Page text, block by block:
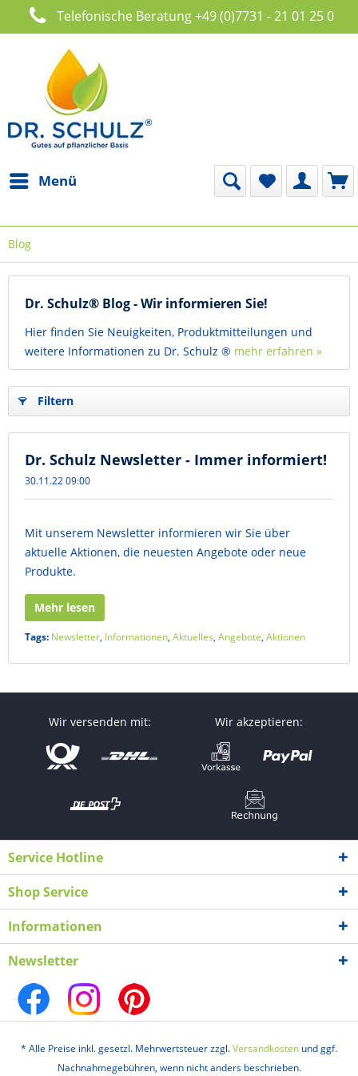
Telefonische Beratung +49 (0)7731 - 21 01 25 0
Menü
Blog
Dr. Schulz® Blog - Wir informieren Sie!
Hier finden Sie Neuigkeiten, Produktmitteilungen und
weitere Informationen zu Dr. Schulz ® mehr erfahren »
Filtern
Dr. Schulz Newsletter - Immer informiert!
30.11.22 09:00
Mit unserem Newsletter informieren wir Sie über
aktuelle Aktionen, die neuesten Angebote oder neue
Produkte.
Mehr lesen
Tags: Newsletter, Informationen, Aktuelles, Angebote, Aktionen
Wir versenden mit: Wir akzeptieren:
Service Hotline
Shop Service
Informationen
Newsletter
* Alle Preise inkl. gesetzl. Mehrwertsteuer zzgl.Versandkosten und ggf.
Nachnahmegebühren, wenn nicht anders beschrieben.